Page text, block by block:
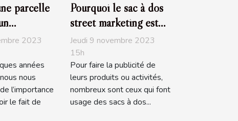
parcelle
2023
années
nous
l’importance
le fait de
Pourquoi le sac à dos
street marketing est
pratique ?
Jeudi 9 novembre 2023
15h
Pour faire la publicité de
leurs produits ou activités,
nombreux sont ceux qui font
usage des sacs à dos...